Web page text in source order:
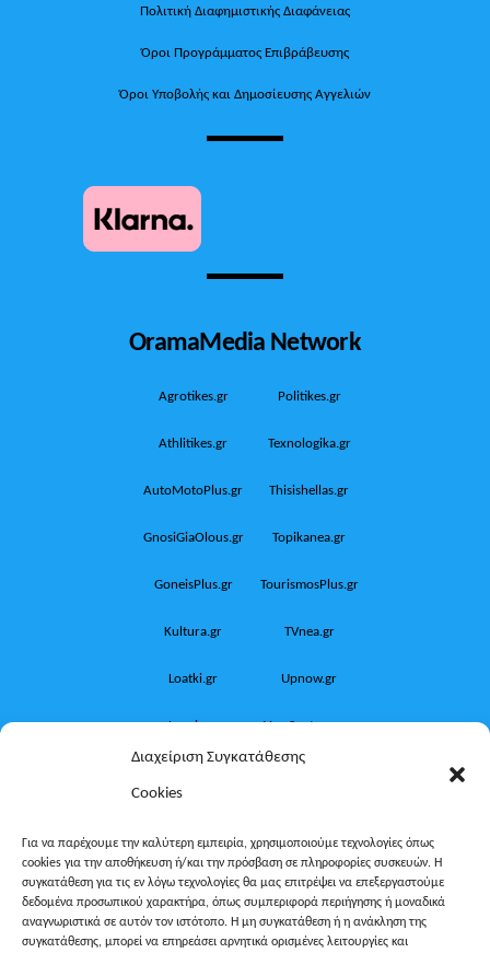
Διαχείριση Συγκατάθεσης
Cookies
Για να παρέχουμε την καλύτερη εμπειρία, χρησιμοποιούμε τεχνολογίες όπως
cookies για την αποθήκευση ή/και την πρόσβαση σε πληροφορίες συσκευών. Η
συγκατάθεση για τις εν λόγω τεχνολογίες θα μας επιτρέψει να επεξεργαστούμε
δεδομένα προσωπικού χαρακτήρα, όπως συμπεριφορά περιήγησης ή μοναδικά
αναγνωριστικά σε αυτόν τον ιστότοπο. Η μη συγκατάθεση ή η ανάκληση της
συγκατάθεσης, μπορεί να επηρεάσει αρνητικά ορισμένες λειτουργίες και
Πολιτική Διαφημιστικής Διαφάνειας
Όροι Προγράμματος Επιβράβευσης
Όροι Υποβολής και Δημοσίευσης Αγγελιών
OramaMedia Network
Agrotikes.gr Politikes.gr
Athlitikes.gr Texnologika.gr
AutoMotoPlus.gr Thisishellas.gr
GnosiGiaOlous.gr Topikanea.gr
GoneisPlus.gr TourismosPlus.gr
Kultura.gr TVnea.gr
Loatki.gr Upnow.gr
Loveis.gr VresSyntages.gr
Oikotropia.gr ZoumeSpiti.gr
Perepet.gr